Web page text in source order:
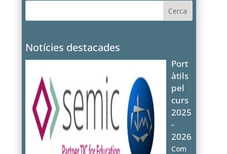
Notícies destacades
Port
àtils
pel
curs
2025
-
2026
Com